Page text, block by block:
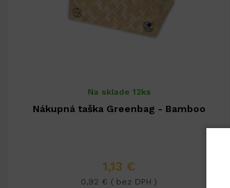
Na sklade 12ks
Nákupná taška Greenbag - Bamboo
1,13 €
0,92 € ( bez DPH )